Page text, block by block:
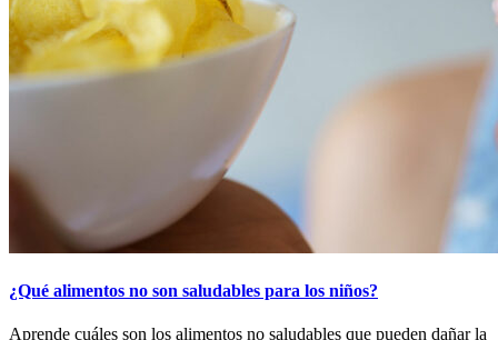
¿Qué alimentos no son saludables para los niños?
Aprende cuáles son los alimentos no saludables que pueden dañar la